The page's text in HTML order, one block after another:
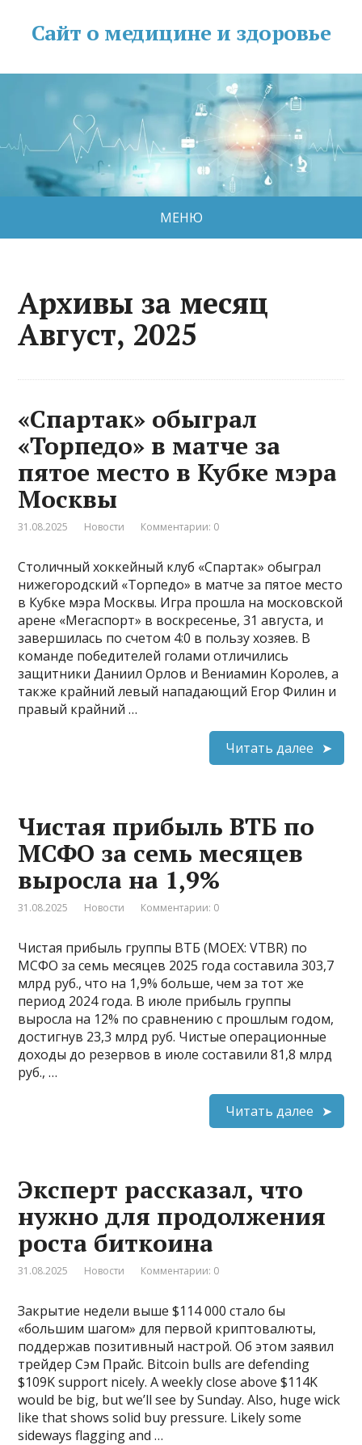
Сайт о медицине и здоровье
МЕНЮ
Архивы за месяц
Август, 2025
«Спартак» обыграл
«Торпедо» в матче за
пятое место в Кубке мэра
Москвы
31.08.2025 Новости Комментарии: 0
Столичный хоккейный клуб «Спартак» обыграл
нижегородский «Торпедо» в матче за пятое место
в Кубке мэра Москвы. Игра прошла на московской
арене «Мегаспорт» в воскресенье, 31 августа, и
завершилась по счетом 4:0 в пользу хозяев. В
команде победителей голами отличились
защитники Даниил Орлов и Вениамин Королев, а
также крайний левый нападающий Егор Филин и
правый крайний …
Читать далее
Чистая прибыль ВТБ по
МСФО за семь месяцев
выросла на 1,9%
31.08.2025 Новости Комментарии: 0
Чистая прибыль группы ВТБ (MOEX: VTBR) по
МСФО за семь месяцев 2025 года составила 303,7
млрд руб., что на 1,9% больше, чем за тот же
период 2024 года. В июле прибыль группы
выросла на 12% по сравнению с прошлым годом,
достигнув 23,3 млрд руб. Чистые операционные
доходы до резервов в июле составили 81,8 млрд
руб., …
Читать далее
Эксперт рассказал, что
нужно для продолжения
роста биткоина
31.08.2025 Новости Комментарии: 0
Закрытие недели выше $114 000 стало бы
«большим шагом» для первой криптовалюты,
поддержав позитивный настрой. Об этом заявил
трейдер Сэм Прайс. Bitcoin bulls are defending
$109K support nicely. A weekly close above $114K
would be big, but we’ll see by Sunday. Also, huge wick
like that shows solid buy pressure. Likely some
sideways flagging and …